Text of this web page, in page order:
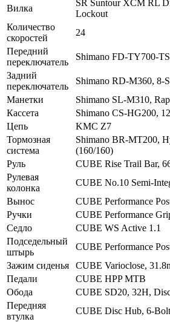
Вилка
SR Suntour XCM RL
Lockout
Количество
скоростей
24
Передний
переключатель
Shimano FD-TY700-
Задний
переключатель
Shimano RD-M360, 8-
Манетки
Shimano SL-M310,
Кассета
Shimano CS-HG200,
Цепь
KMC Z7
Тормозная
система
Shimano BR-MT200,
(160/160)
Руль
CUBE Rise Trail Bar,
Рулевая
колонка
CUBE No.10 Semi-
Вынос
CUBE Performance
Ручки
CUBE Performance
Седло
CUBE WS Active 1.1
Подседельный
штырь
CUBE Performance
Зажим сиденья
CUBE Varioclose,
Педали
CUBE HPP MTB
Обода
CUBE SD20, 32H,
Передняя
втулка
CUBE Disc Hub, 6-Bolt